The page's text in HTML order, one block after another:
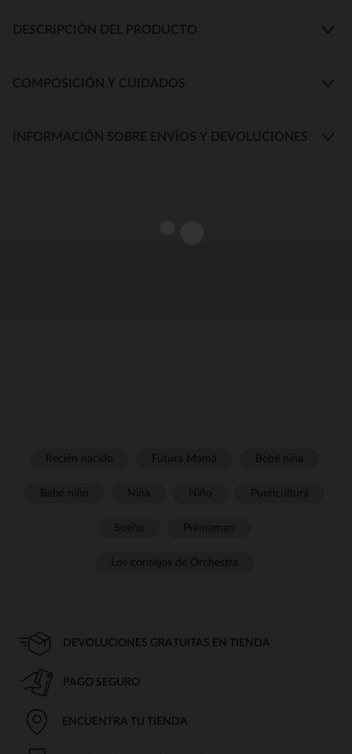
DESCRIPCIÓN DEL PRODUCTO
COMPOSICIÓN Y CUIDADOS
INFORMACIÓN SOBRE ENVÍOS Y DEVOLUCIONES
DEVOLUCIONES GRATUITAS EN TIENDA
PAGO SEGURO
ENCUENTRA TU TIENDA